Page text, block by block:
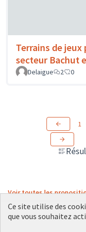
Terrains de jeux
secteur Bachut
Delaigue
2 0
1
Voir toutes les
Ce site utilise des
que vous souhaitez